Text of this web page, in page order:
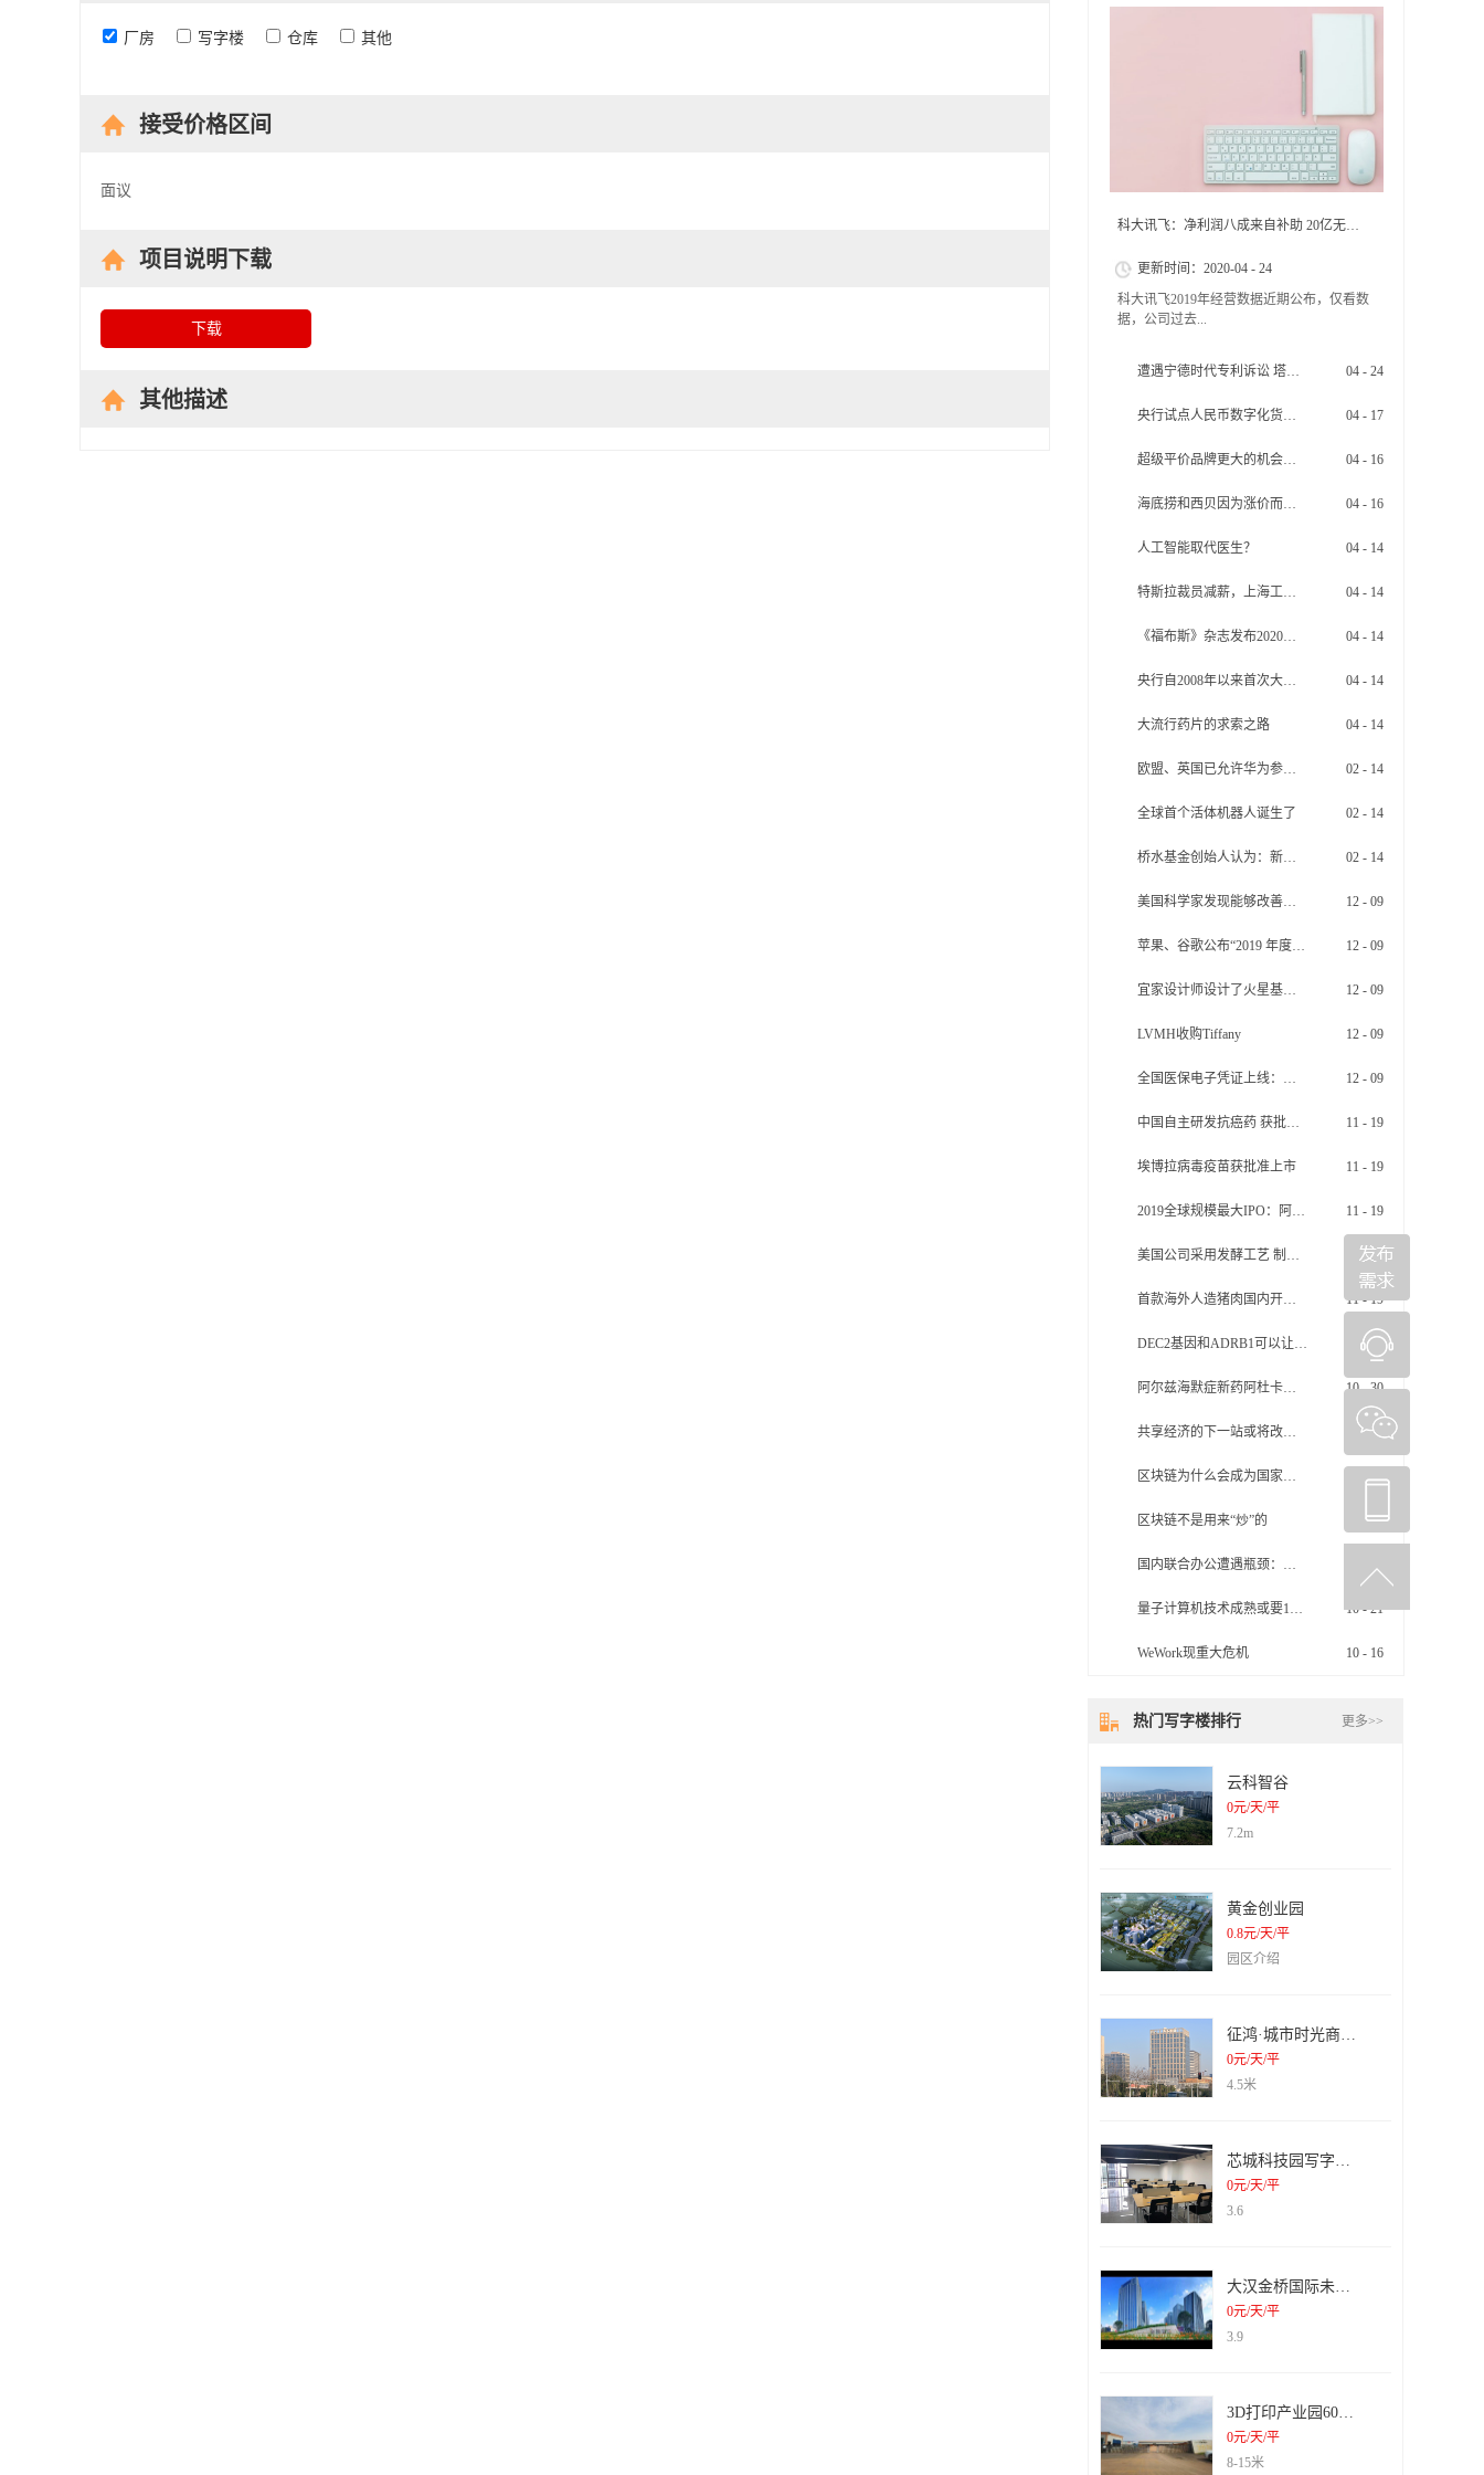
厂房 写字楼 仓库 其他
接受价格区间
面议
项目说明下载
下载
其他描述
科大讯飞：净利润八成来自补助 20亿无形资产虚胖
更新时间： 2020-04 - 24
科大讯飞2019年经营数据近期公布，仅看数
据，公司过去...
一年表现非常亮眼。但是亮眼背后却暴露出
攀升，占净利润比例越来越高。此外，科大
其全球化特性。长期来看，这些问题对于科
净利润 年报数据显示，2019年科大讯飞
母净利润为8.19亿元，较去年同期增长
51.12%。 单看年报数据，似乎毫无破
讯飞净利润最大的增长点，其实是政府补
府补助4.45亿元，较2018年同期的2.26亿元
的是，2019年公司收到递延收益相关的政府
4.45亿元，2019年公司合计政府补助相关收
据显示，2019年科大讯飞营业收入100.79亿
元，较去年同期增长51.12%。 单看年报
成，不难发现科大讯飞净利润最大的增长
讯飞2019年收到政府补助4.45亿元，较2018
的增幅。值得注意的是，2019年公司收到递
延收益相关的政府补助合计2.19亿元，如果
政府补助相关收益6.63亿元，占净利润的比
还通过费用资本化这一财技手段进行了“粉
遭遇宁德时代专利诉讼 塔菲尔面临“生死危机” 04 - 24
央行试点人民币数字化货币试点 04 - 17
超级平价品牌更大的机会在全球 04 - 16
海底捞和西贝因为涨价而道歉消费降级来了吗？ 04 - 16
人工智能取代医生？ 04 - 14
特斯拉裁员减薪，上海工厂扛起交付重任 04 - 14
《福布斯》杂志发布2020年全球富豪榜 04 - 14
央行自2008年以来首次大幅度减低超额准备金 04 - 14
大流行药片的求索之路 04 - 14
欧盟、英国已允许华为参与其5G建设 02 - 14
全球首个活体机器人诞生了 02 - 14
桥水基金创始人认为：新型冠状病毒感染的肺炎疫情对市场的影响被夸大了 02 - 14
美国科学家发现能够改善皮肤衰老的药物 12 - 09
苹果、谷歌公布“2019 年度最佳 App” 12 - 09
宜家设计师设计了火星基地的内部 空间利用率是关键 12 - 09
LVMH收购Tiffany 12 - 09
全国医保电子凭证上线：全国通用 更方便 更安全 12 - 09
中国自主研发抗癌药 获批在美国上市 11 - 19
埃博拉病毒疫苗获批准上市 11 - 19
2019全球规模最大IPO：阿里再赴港融资百亿美元 11 - 19
美国公司采用发酵工艺 制成可食用蛋白质Air Protein - 19
首款海外人造猪肉国内开售 属植物肉不含胆固醇 11 - 19
DEC2基因和ADRB1可以让人减少睡眠的神秘基因 - 08
阿尔兹海默症新药阿杜卡玛单抗，先听专家怎么说 10 - 30
共享经济的下一站或将改变物流快递业 - 30
区块链为什么会成为国家战略 - 29
区块链不是用来“炒”的 - 29
国内联合办公遭遇瓶颈：空置率大幅上升 22
量子计算机技术成熟或要10年 10 - 21
WeWork现重大危机 10 - 16
热门写字楼排行 更多>>
云科智谷
0元/天/平
7.2m
黄金创业园
0.8元/天/平
园区介绍
征鸿·城市时光商务办公楼
0元/天/平
4.5米
芯城科技园写字楼出租
0元/天/平
3.6
大汉金桥国际未来城纯写字楼出租
0元/天/平
3.9
3D打印产业园6000平米钢结构厂房招租
0元/天/平
8-15米